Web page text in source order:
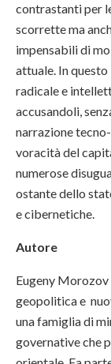
contrastanti per
scorrette ma
impensabili di
attuale. In
radicale e
accusandoli,
narrazione
voracità del
numerose
ostante dello
e cibernetiche.
Autore
Eugeny
geopolitica e
una famiglia di
governative che